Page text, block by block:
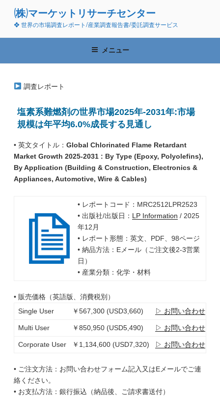
ン
(株)マーケットリサーチセンター
❖ 世界の市場調査レポート/産業調査報告書/委託調査サービス
メニュー
調査レポート
塩素系難燃剤の世界市場2025年-2031年:市場
規模は年平均6.0%成長する見通し
• 英文タイトル： Global Chlorinated Flame Retardant
Market Growth 2025-2031 : By Type (Epoxy, Polyolefins),
By Application (Building & Construction, Electronics &
Appliances, Automotive, Wire & Cables)
• レポートコード：MRC2512LPR2523
• 出版社/出版日： LP Information / 2025
年12月
• レポート形態：英文、PDF、98ページ
• 納品方法：Eメール（ご注文後2-3営業
日）
• 産業分類：化学・材料
• 販売価格（英語版、消費税別）
Single User
￥567,300 (USD3,660) ▷ お問い合わせ
Multi User ￥850,950 (USD5,490) ▷ お問い合わせ
Corporate User ￥1,134,600 (USD7,320) ▷ お問い合わせ
• ご注文方法：お問い合わせフォーム記入又はEメールでご連
絡ください。
• お支払方法：銀行振込（納品後、ご請求書送付）